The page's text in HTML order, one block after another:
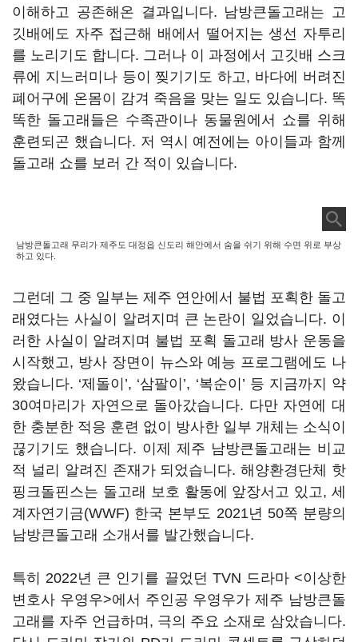
이해하고 공존해온 결과입니다. 남방큰돌고래는 고
깃배에도 자주 접근해 배에서 떨어지는 생선 자투리
를 노리기도 합니다. 그러나 이 과정에서 고깃배 스크
류에 지느러미나 등이 찢기기도 하고, 바다에 버려진
폐어구에 온몸이 감겨 죽음을 맞는 일도 있습니다. 똑
똑한 돌고래들은 수족관이나 동물원에서 쇼를 위해
훈련되곤 했습니다. 저 역시 예전에는 아이들과 함께
돌고래 쇼를 보러 간 적이 있습니다.
남방큰돌고래 무리가 제주도 대정읍 신도리 해안에서 숨을 쉬기 위해 수면 위로 부상
하고 있다.
그런데 그 중 일부는 제주 연안에서 불법 포획한 돌고
래였다는 사실이 알려지며 큰 논란이 일었습니다. 이
러한 사실이 알려지며 불법 포획 돌고래 방사 운동을
시작했고, 방사 장면이 뉴스와 예능 프로그램에도 나
왔습니다. ‘제돌이’, ‘삼팔이’, ‘복순이’ 등 지금까지 약
30여마리가 자연으로 돌아갔습니다. 다만 자연에 대
한 충분한 적응 훈련 없이 방사한 일부 개체는 소식이
끊기기도 했습니다. 이제 제주 남방큰돌고래는 비교
적 널리 알려진 존재가 되었습니다. 해양환경단체 핫
핑크돌핀스는 돌고래 보호 활동에 앞장서고 있고, 세
계자연기금(WWF) 한국 본부도 2021년 50쪽 분량의
남방큰돌고래 소개서를 발간했습니다.
특히 2022년 큰 인기를 끌었던 TVN 드라마 <이상한
변호사 우영우>에서 주인공 우영우가 제주 남방큰돌
고래를 자주 언급하며, 극의 주요 소재로 삼았습니다.